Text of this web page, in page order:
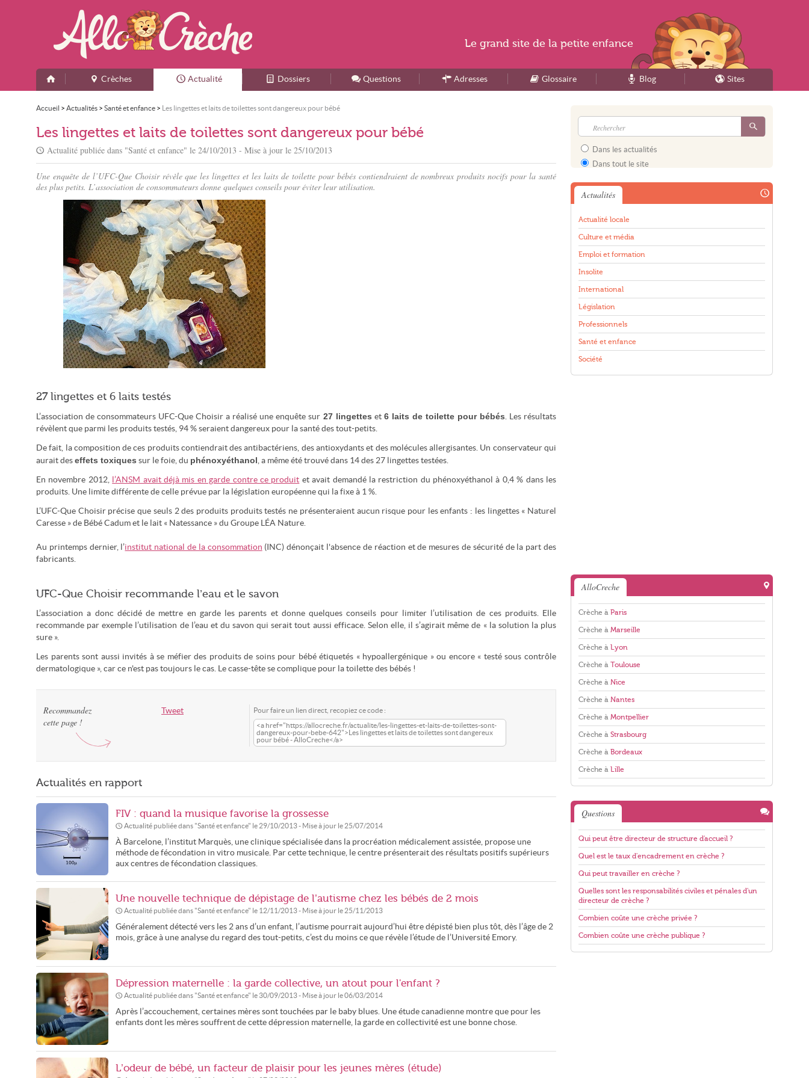
Accueil
Crèches Actualité Dossiers Questions Adresses Glossaire Blog Sites
Accueil > Actualités > Santé et enfance > Les lingettes et laits de toilettes sont dangereux pour bébé
Les lingettes et laits de toilettes sont dangereux pour bébé
Actualité publiée dans "Santé et enfance" le 24/10/2013 - Mise à jour le 25/10/2013
Une enquête de l’UFC-Que Choisir révèle que les lingettes et les laits de toilette pour bébés contiendraient de nombreux produits nocifs pour la santé
des plus petits. L’association de consommateurs donne quelques conseils pour éviter leur utilisation.
and Elliott/ CC-by-2.0)
27 lingettes et 6 laits testés
L’association de consommateurs UFC-Que Choisir a réalisé une enquête sur 27 lingettes et 6 laits de toilette pour bébés. Les résultats
révèlent que parmi les produits testés, 94 % seraient dangereux pour la santé des tout-petits.
De fait, la composition de ces produits contiendrait des antibactériens, des antioxydants et des molécules allergisantes. Un conservateur qui
aurait des effets toxiques sur le foie, du phénoxyéthanol, a même été trouvé dans 14 des 27 lingettes testées.
En novembre 2012, l’ANSM avait déjà mis en garde contre ce produit et avait demandé la restriction du phénoxyéthanol à 0,4 % dans les
produits. Une limite différente de celle prévue par la législation européenne qui la fixe à 1 %.
L’UFC-Que Choisir précise que seuls 2 des produits produits testés ne présenteraient aucun risque pour les enfants : les lingettes « Naturel
Caresse » de Bébé Cadum et le lait « Natessance » du Groupe LÉA Nature.
Au printemps dernier, l’institut national de la consommation (INC) dénonçait l'absence de réaction et de mesures de sécurité de la part des
fabricants.
UFC-Que Choisir recommande l’eau et le savon
L’association a donc décidé de mettre en garde les parents et donne quelques conseils pour limiter l’utilisation de ces produits. Elle
recommande par exemple l’utilisation de l’eau et du savon qui serait tout aussi efficace. Selon elle, il s’agirait même de « la solution la plus
sure ».
Les parents sont aussi invités à se méfier des produits de soins pour bébé étiquetés « hypoallergénique » ou encore « testé sous contrôle
dermatologique », car ce n'est pas toujours le cas. Le casse-tête se complique pour la toilette des bébés !
Tweet
Recommandez
cette page !
Pour faire un lien direct, recopiez ce code :
<a href="https://allocreche.fr/actualite/les-lingettes-et-laits-de-toilettes-sont-
dangereux-pour-bebe-642">Les lingettes et laits de toilettes sont dangereux
pour bébé - AlloCreche</a>
Actualités en rapport
FIV : quand la musique favorise la grossesse
Actualité publiée dans "Santé et enfance" le 29/10/2013- Mise à jour le 25/07/2014
À Barcelone, l’institut Marquès, une clinique spécialisée dans la procréation médicalement assistée, propose une
méthode de fécondation in vitro musicale. Par cette technique, le centre présenterait des résultats positifs supérieurs
aux centres de fécondation classiques.
Une nouvelle technique de dépistage de l’autisme chez les bébés de 2 mois
Actualité publiée dans "Santé et enfance" le 12/11/2013- Mise à jour le 25/11/2013
Généralement détecté vers les 2 ans d’un enfant, l’autisme pourrait aujourd’hui être dépisté bien plus tôt, dès l’âge de 2
mois, grâce à une analyse du regard des tout-petits, c’est du moins ce que révèle l’étude de l’Université Emory.
Dépression maternelle : la garde collective, un atout pour l'enfant ?
Actualité publiée dans "Santé et enfance" le 30/09/2013- Mise à jour le06/03/2014
Après l’accouchement, certaines mères sont touchées par le baby blues. Une étude canadienne montre que pour les
enfants dont les mères souffrent de cette dépression maternelle, la garde en collectivité est une bonne chose.
L’odeur de bébé, un facteur de plaisir pour les jeunes mères (étude)
Dans les actualités
Dans tout le site
Actualités
Actualité locale
Culture et média
Emploi et formation
Insolite
International
Législation
Professionnels
Santé et enfance
Société
AlloCreche
Crèche à Paris
Crèche à Marseille
Crèche à Lyon
Crèche à Toulouse
Crèche à Nice
Crèche à Nantes
Crèche à Montpellier
Crèche à Strasbourg
Crèche à Bordeaux
Crèche à Lille
Questions
Qui peut être directeur de structure d'accueil ?
Quel est le taux d'encadrement en crèche ?
Qui peut travailler en crèche ?
Quelles sont les responsabilités civiles et pénales d'un
directeur de crèche ?
Combien coûte une crèche privée ?
Combien coûte une crèche publique ?
Le grand site de la petite enfance